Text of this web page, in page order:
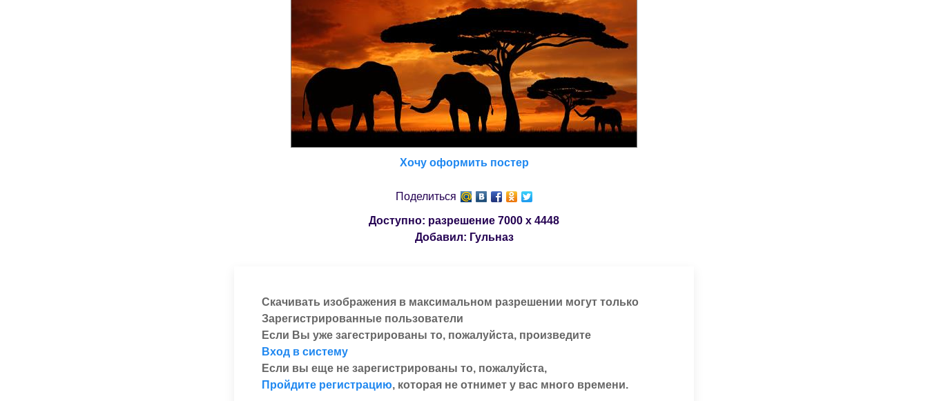
Хочу оформить постер
Поделиться
Доступно: разрешение 7000 x 4448
Добавил: Гульназ
Скачивать изображения в максимальном разрешении могут только
Зарегистрированные пользователи
Если Вы уже загестрированы то, пожалуйста, произведите
Вход в систему
Если вы еще не зарегистрированы то, пожалуйста,
Пройдите регистрацию, которая не отнимет у вас много времени.